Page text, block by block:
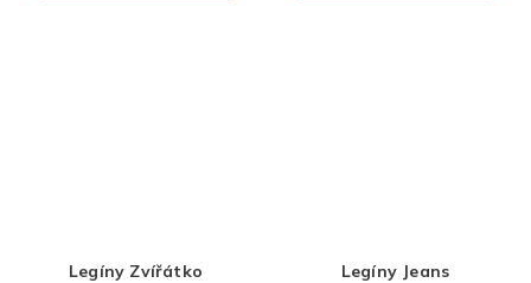
Legíny Zvířátko Legíny Jeans